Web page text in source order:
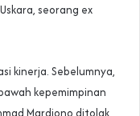
seorang ex
kinerja. Sebelumnya,
kepemimpinan
Mardiono ditolak